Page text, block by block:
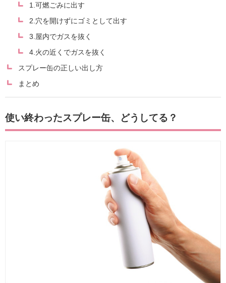
1.可燃ごみに出す
2.穴を開けずにゴミとして出す
3.屋内でガスを抜く
4.火の近くでガスを抜く
スプレー缶の正しい出し方
まとめ
使い終わったスプレー缶、どうしてる？